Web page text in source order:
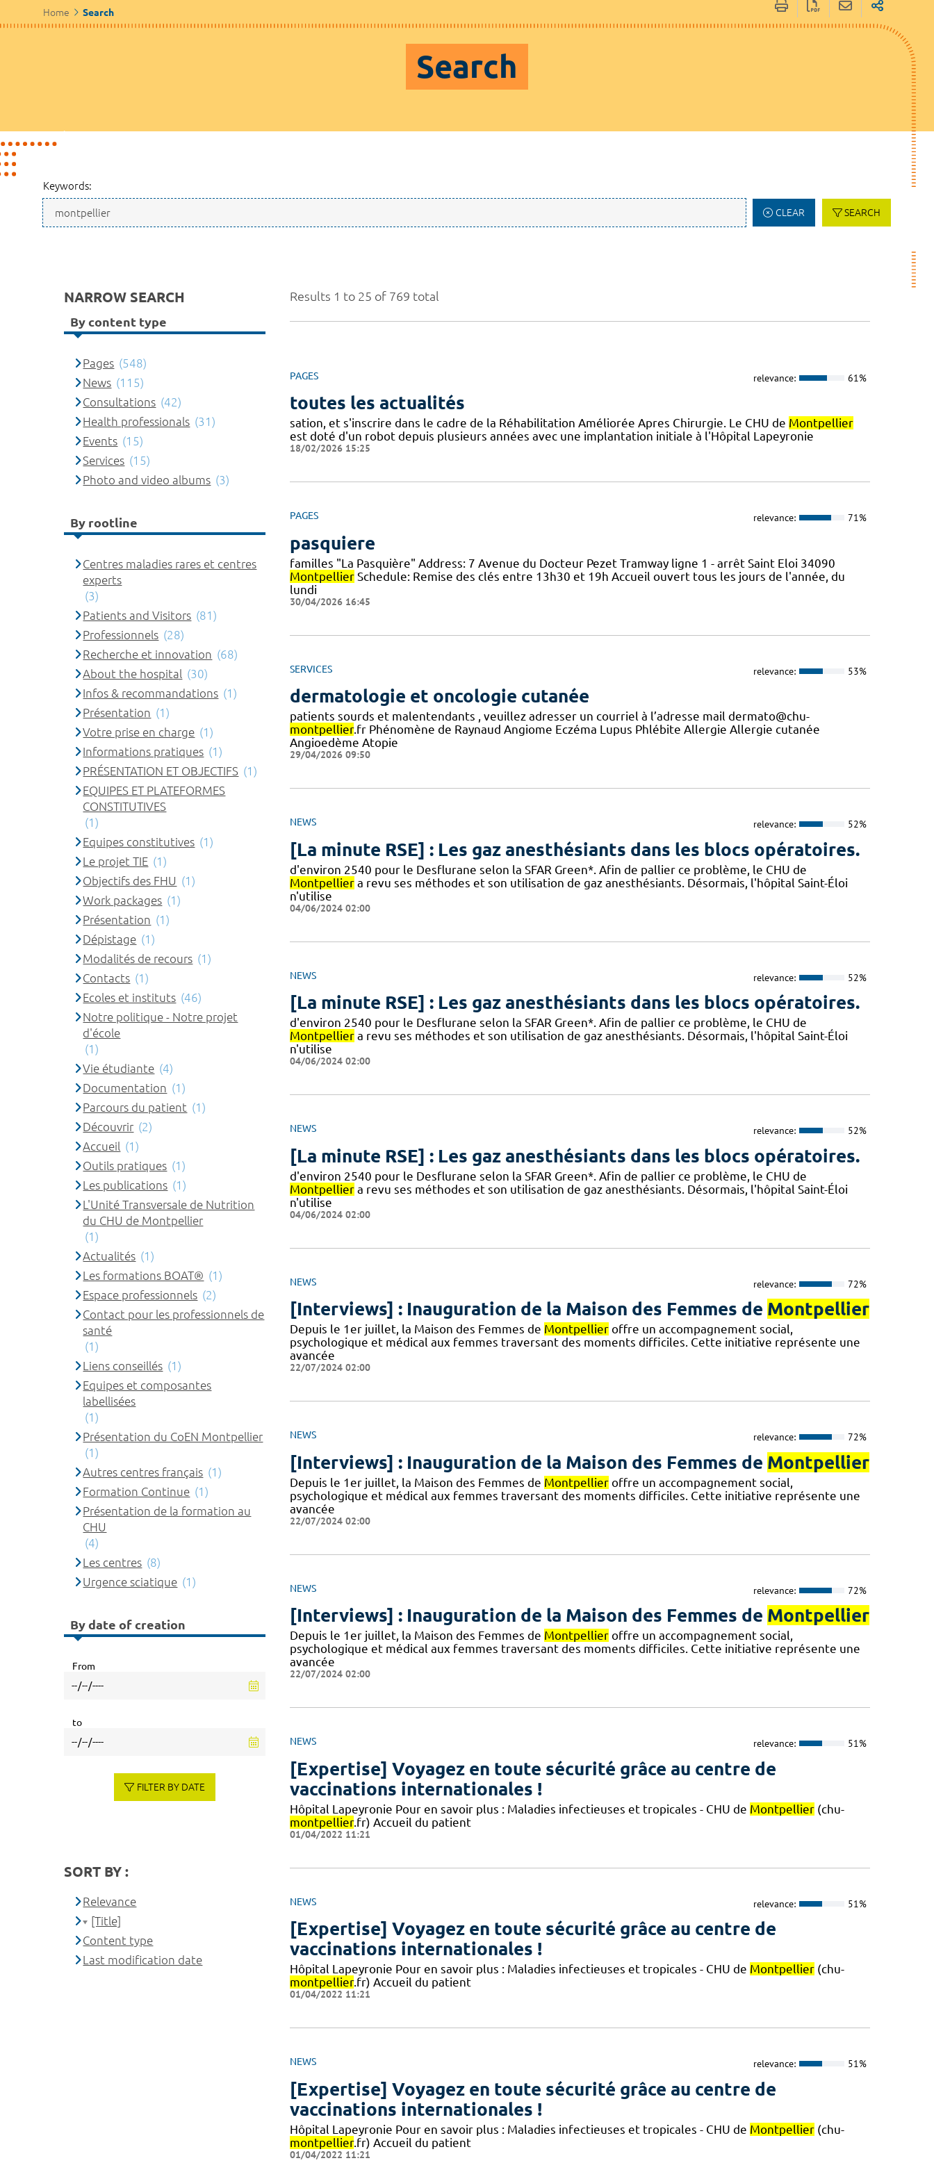
Home Search
Search
Keywords:
CLEAR SEARCH
Results 1 to 25 of 769 total
PAGES relevance: 61%
toutes les actualités
sation, et s'inscrire dans le cadre de la Réhabilitation Améliorée Apres Chirurgie. Le CHU de Montpellier
est doté d'un robot depuis plusieurs années avec une implantation initiale à l'Hôpital Lapeyronie
18/02/2026 15:25
PAGES relevance: 71%
pasquiere
familles "La Pasquière" Address: 7 Avenue du Docteur Pezet Tramway ligne 1 - arrêt Saint Eloi 34090
MontpellierSchedule: Remise des clés entre 13h30 et 19h Accueil ouvert tous les jours de l'année, du
lundi
30/04/2026 16:45
SERVICES relevance: 53%
dermatologie et oncologie cutanée
patients sourds et malentendants , veuillez adresser un courriel à l’adresse mail dermato@chu-
montpellier.fr Phénomène de Raynaud Angiome Eczéma Lupus Phlébite Allergie Allergie cutanée
Angioedème Atopie
29/04/2026 09:50
NEWS relevance: 52%
[La minute RSE] : Les gaz anesthésiants dans les blocs opératoires.
d'environ 2540 pour le Desflurane selon la SFAR Green*. Afin de pallier ce problème, le CHU de
Montpelliera revu ses méthodes et son utilisation de gaz anesthésiants. Désormais, l'hôpital Saint-Éloi
n'utilise
04/06/2024 02:00
NEWS relevance: 52%
[La minute RSE] : Les gaz anesthésiants dans les blocs opératoires.
d'environ 2540 pour le Desflurane selon la SFAR Green*. Afin de pallier ce problème, le CHU de
Montpelliera revu ses méthodes et son utilisation de gaz anesthésiants. Désormais, l'hôpital Saint-Éloi
n'utilise
04/06/2024 02:00
NEWS relevance: 52%
[La minute RSE] : Les gaz anesthésiants dans les blocs opératoires.
d'environ 2540 pour le Desflurane selon la SFAR Green*. Afin de pallier ce problème, le CHU de
Montpelliera revu ses méthodes et son utilisation de gaz anesthésiants. Désormais, l'hôpital Saint-Éloi
n'utilise
04/06/2024 02:00
NEWS relevance: 72%
[Interviews] : Inauguration de la Maison des Femmes de Montpellier
Depuis le 1er juillet, la Maison des Femmes de Montpellieroffre un accompagnement social,
psychologique et médical aux femmes traversant des moments difficiles. Cette initiative représente une
avancée
22/07/2024 02:00
NEWS relevance: 72%
[Interviews] : Inauguration de la Maison des Femmes de Montpellier
Depuis le 1er juillet, la Maison des Femmes de Montpellieroffre un accompagnement social,
psychologique et médical aux femmes traversant des moments difficiles. Cette initiative représente une
avancée
22/07/2024 02:00
NEWS relevance: 72%
[Interviews] : Inauguration de la Maison des Femmes de Montpellier
Depuis le 1er juillet, la Maison des Femmes de Montpellieroffre un accompagnement social,
psychologique et médical aux femmes traversant des moments difficiles. Cette initiative représente une
avancée
22/07/2024 02:00
NEWS relevance: 51%
[Expertise] Voyagez en toute sécurité grâce au centre de
vaccinations internationales !
Hôpital Lapeyronie Pour en savoir plus : Maladies infectieuses et tropicales - CHU de Montpellier(chu-
montpellier.fr) Accueil du patient
01/04/2022 11:21
NEWS relevance: 51%
[Expertise] Voyagez en toute sécurité grâce au centre de
vaccinations internationales !
Hôpital Lapeyronie Pour en savoir plus : Maladies infectieuses et tropicales - CHU de Montpellier(chu-
montpellier.fr) Accueil du patient
01/04/2022 11:21
NEWS relevance: 51%
[Expertise] Voyagez en toute sécurité grâce au centre de
vaccinations internationales !
Hôpital Lapeyronie Pour en savoir plus : Maladies infectieuses et tropicales - CHU de Montpellier(chu-
montpellier.fr) Accueil du patient
01/04/2022 11:21
NARROW SEARCH
By content type
Pages (548)
News (115)
Consultations (42)
Health professionals (31)
Events (15)
Services (15)
Photo and video albums (3)
By rootline
Centres maladies rares et centres
experts
(3)
Patients and Visitors (81)
Professionnels (28)
Recherche et innovation (68)
About the hospital (30)
Infos & recommandations (1)
Présentation (1)
Votre prise en charge (1)
Informations pratiques (1)
PRÉSENTATION ET OBJECTIFS (1)
EQUIPES ET PLATEFORMES
CONSTITUTIVES
(1)
Equipes constitutives (1)
Le projet TIE (1)
Objectifs des FHU (1)
Work packages (1)
Présentation (1)
Dépistage (1)
Modalités de recours (1)
Contacts (1)
Ecoles et instituts (46)
Notre politique - Notre projet
d'école
(1)
Vie étudiante (4)
Documentation (1)
Parcours du patient (1)
Découvrir (2)
Accueil (1)
Outils pratiques (1)
Les publications (1)
L'Unité Transversale de Nutrition
du CHU de Montpellier
(1)
Actualités (1)
Les formations BOAT® (1)
Espace professionnels (2)
Contact pour les professionnels de
santé
(1)
Liens conseillés (1)
Equipes et composantes
labellisées
(1)
Présentation du CoEN Montpellier
(1)
Autres centres français (1)
Formation Continue (1)
Présentation de la formation au
CHU
(4)
Les centres (8)
Urgence sciatique (1)
By date of creation
From
to
FILTER BY DATE
SORT BY :
Relevance
[Title]
Content type
Last modification date